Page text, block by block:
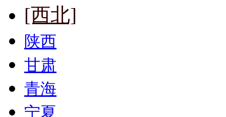
[西北]
陕西
甘肃
青海
宁夏